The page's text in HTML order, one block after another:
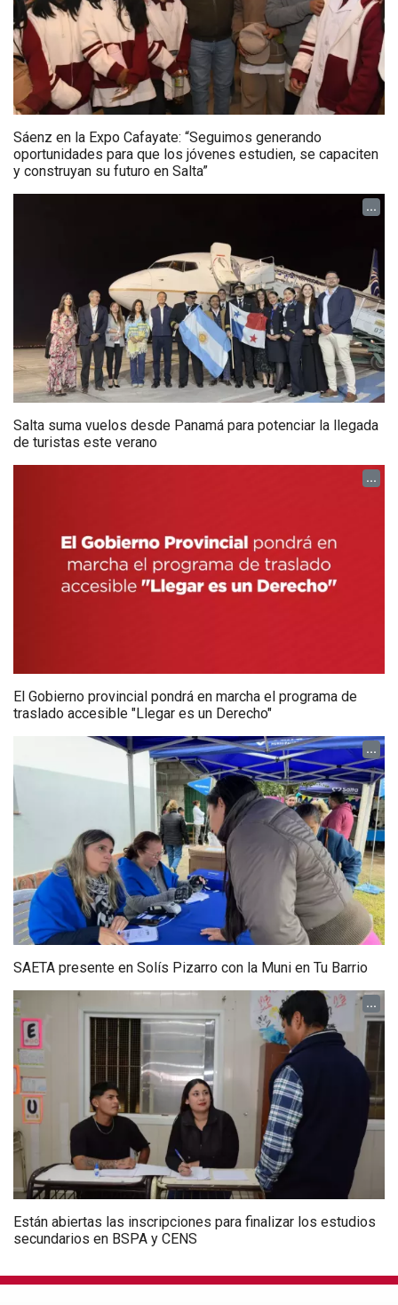
Sáenz en la Expo Cafayate: “Seguimos generando
oportunidades para que los jóvenes estudien, se capaciten
y construyan su futuro en Salta”
...
Salta suma vuelos desde Panamá para potenciar la llegada
de turistas este verano
...
El Gobierno provincial pondrá en marcha el programa de
traslado accesible "Llegar es un Derecho"
...
SAETA presente en Solís Pizarro con la Muni en Tu Barrio
...
Están abiertas las inscripciones para finalizar los estudios
secundarios en BSPA y CENS